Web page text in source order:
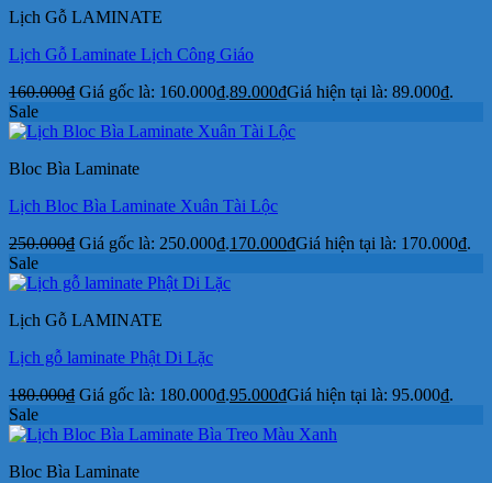
Lịch Gỗ LAMINATE
Lịch Gỗ Laminate Lịch Công Giáo
160.000₫ Giá gốc là: 160.000₫.89.000₫Giá hiện tại là: 89.000₫.
Sale
Bloc Bìa Laminate
Lịch Bloc Bìa Laminate Xuân Tài Lộc
250.000₫ Giá gốc là: 250.000₫.170.000₫Giá hiện tại là: 170.000₫.
Sale
Lịch Gỗ LAMINATE
Lịch gỗ laminate Phật Di Lặc
180.000₫ Giá gốc là: 180.000₫.95.000₫Giá hiện tại là: 95.000₫.
Sale
Bloc Bìa Laminate